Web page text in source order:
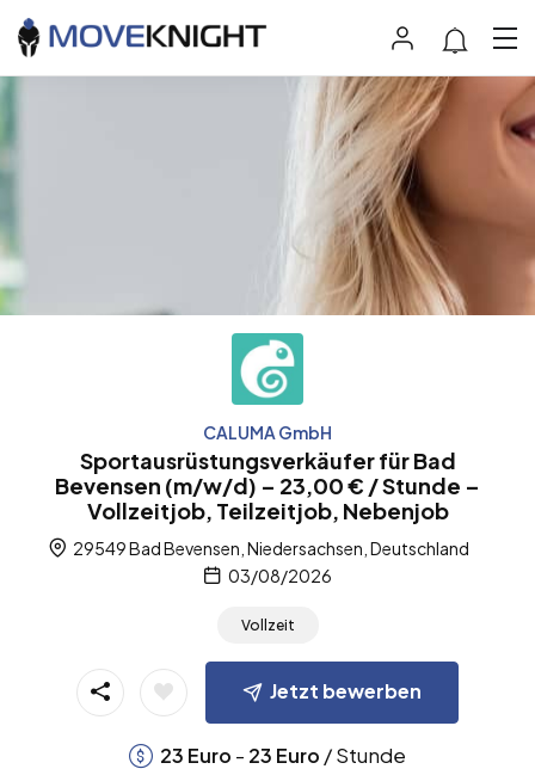
CALUMA GmbH
Sportausrüstungsverkäufer für Bad
Bevensen (m/w/d) – 23,00 € / Stunde –
Vollzeitjob, Teilzeitjob, Nebenjob
29549 Bad Bevensen, Niedersachsen, Deutschland
03/08/2026
Vollzeit
Jetzt bewerben
23 Euro - 23 Euro / Stunde